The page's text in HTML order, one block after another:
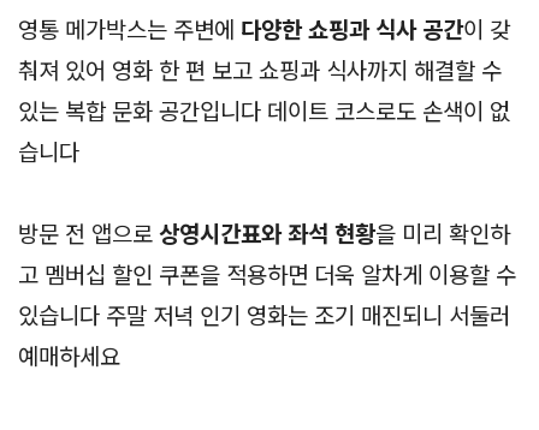
영통 메가박스는 주변에 다양한 쇼핑과 식사 공간이 갖
춰져 있어 영화 한 편 보고 쇼핑과 식사까지 해결할 수
있는 복합 문화 공간입니다 데이트 코스로도 손색이 없
습니다
방문 전 앱으로상영시간표와 좌석 현황을 미리 확인하
고 멤버십 할인 쿠폰을 적용하면 더욱 알차게 이용할 수
있습니다 주말 저녁 인기 영화는 조기 매진되니 서둘러
예매하세요